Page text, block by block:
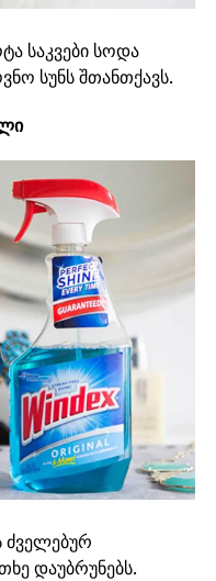
საკვები სოდა
სუნს შთანთქავს.
ძველებურ
დაუბრუნებს.